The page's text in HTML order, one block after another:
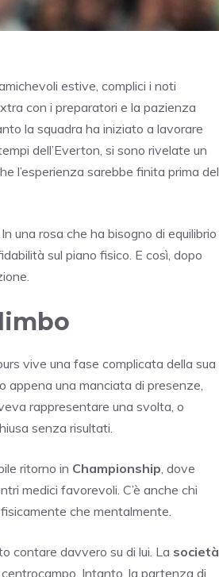
estive, complici i noti
con i preparatori e la pazienza
la squadra ha iniziato a lavorare
dell’Everton, si sono rivelate un
l’esperienza sarebbe finita prima del
una rosa che ha bisogno di equilibrio
sul piano fisico. E così, dopo
vive una fase complicata della sua
appena una manciata di presenze,
rappresentare una svolta, o
senza risultati.
ritorno in Championship , dove
medici favorevoli. C’è anche chi
che mentalmente.
contare davvero su di lui. La società
Intanto, la partenza di